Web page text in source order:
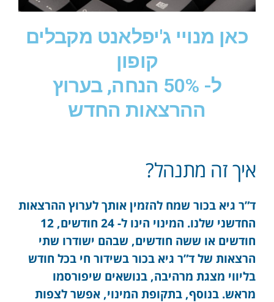
כאן מנויי ג'יפלאנט מקבלים
קופון
ל- 50% הנחה, בערוץ
ההרצאות החדש
איך זה מתנהל?
ד”ר גיא בכור שמח להזמין אותך לערוץ ההרצאות
החדשני שלנו. המינוי הינו ל- 24 חודשים, 12
חודשים או ששה חודשים, שבהם ישודרו שתי
הרצאות של ד”ר גיא בכור בשידור חי בכל חודש
בליווי מצגת מרהיבה, בנושאים שיפורסמו
מראש. בנוסף, בתקופת המינוי, אפשר לצפות